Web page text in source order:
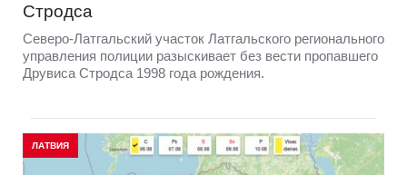
Стродса
Северо-Латгальский участок Латгальского регионального
управления полиции разыскивает без вести пропавшего
Друвиса Стродса 1998 года рождения.
ЛАТВИЯ